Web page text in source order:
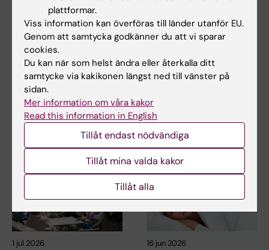
NeurotechEU:s
vinterskola om
"Smart sleep:
Exploring the future
of sleep
measurements"
NeurotechEU:s vinterskola om
smart sömn, som organiseras
av Medical…
studentkåren
StratNeuro har etablerat ett
kopplingen mellan…
1 jul 2026 16 jun 2026
plattformar.
Viss information kan överföras till länder utanför EU.
Genom att samtycka godkänner du att vi sparar
cookies.
Du kan när som helst ändra eller återkalla ditt
samtycke via kakikonen längst ned till vänster på
sidan.
Mer information om våra kakor
Read this information in English
Tillåt endast nödvändiga
Tillåt mina valda kakor
Tillåt alla